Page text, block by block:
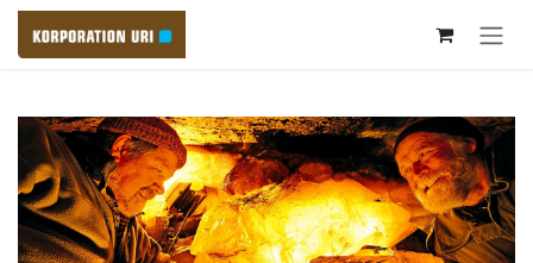
Zum Inhalt springen